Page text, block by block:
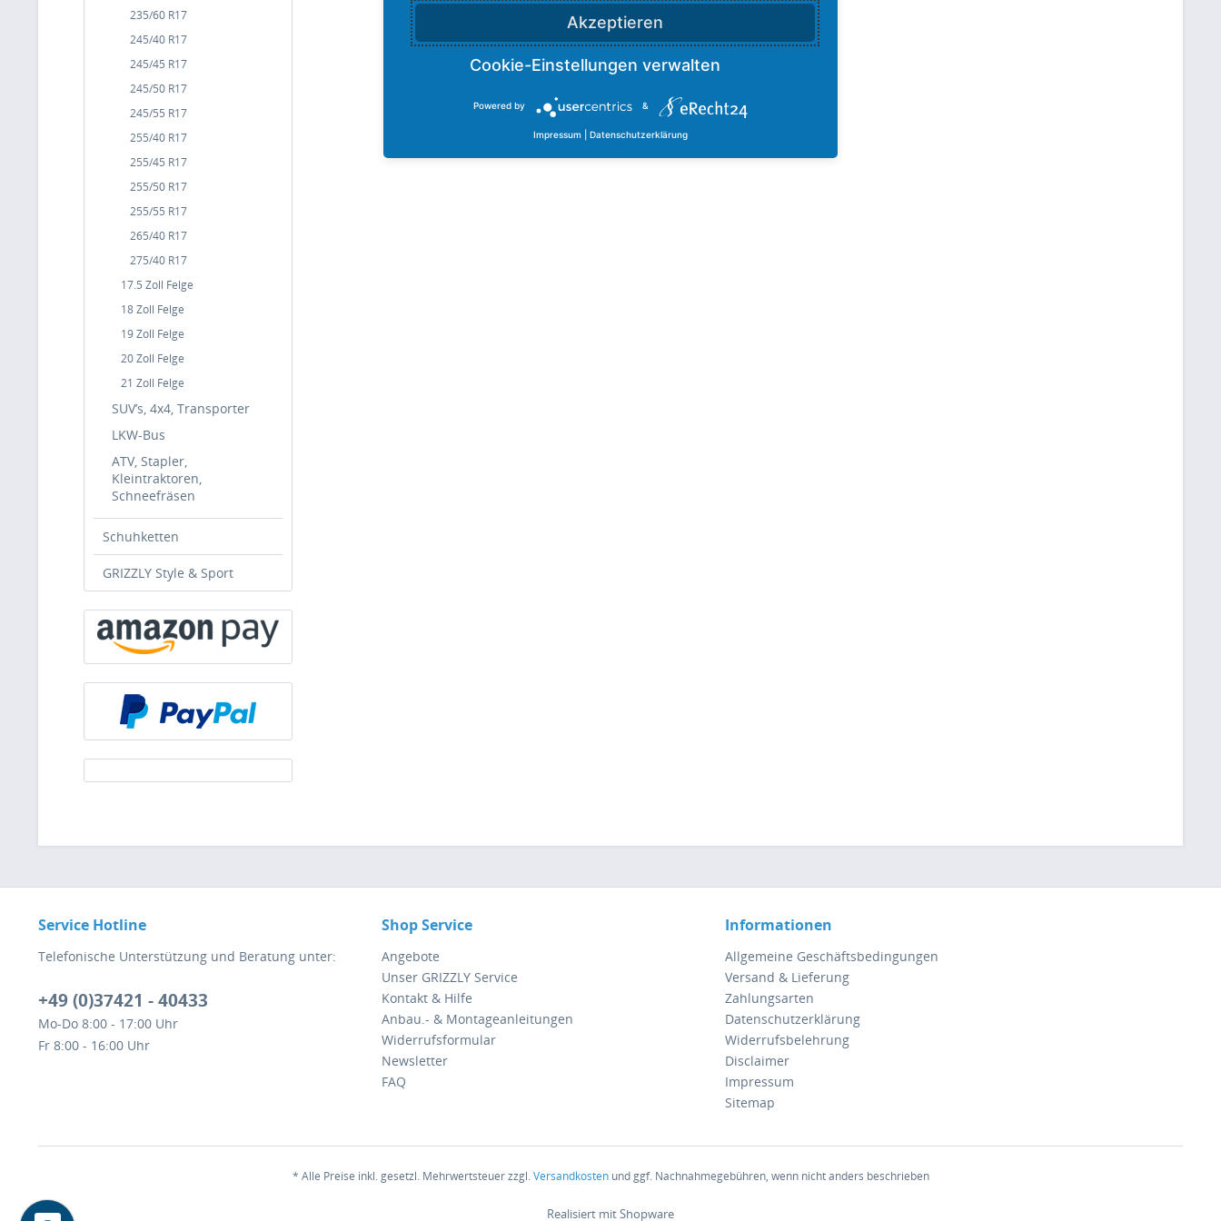
235/60 R17
245/40 R17
245/45 R17
245/50 R17
245/55 R17
255/40 R17
255/45 R17
255/50 R17
255/55 R17
265/40 R17
275/40 R17
17.5 Zoll Felge
18 Zoll Felge
19 Zoll Felge
20 Zoll Felge
21 Zoll Felge
SUV’s, 4x4, Transporter
LKW-Bus
ATV, Stapler,
Kleintraktoren,
Schneefräsen
Schuhketten
GRIZZLY Style & Sport
Service Hotline
Telefonische Unterstützung und Beratung unter:
+49 (0)37421 - 40433
Mo-Do 8:00 - 17:00 Uhr
Fr 8:00 - 16:00 Uhr
Shop Service
Angebote
Unser GRIZZLY Service
Kontakt & Hilfe
Anbau.- & Montageanleitungen
Widerrufsformular
Newsletter
FAQ
Informationen
Allgemeine Geschäftsbedingungen
Versand & Lieferung
Zahlungsarten
Datenschutzerklärung
Widerrufsbelehrung
Disclaimer
Impressum
Sitemap
* Alle Preise inkl. gesetzl. Mehrwertsteuer zzgl.Versandkostenund ggf. Nachnahmegebühren, wenn nicht anders beschrieben
Realisiert mit Shopware
Akzeptieren
Powered by &
Impressum Datenschutzerklärung